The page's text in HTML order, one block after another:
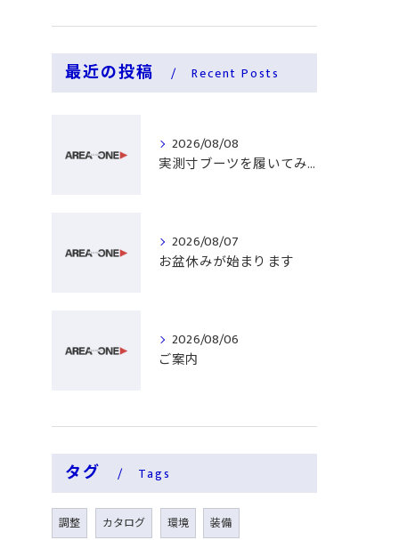
最近の投稿 Recent Posts
2026/08/08
実測寸ブーツを履いてみる
2026/08/07
お盆休みが始まります
2026/08/06
ご案内
タグ Tags
調整 カタログ 環境
装備